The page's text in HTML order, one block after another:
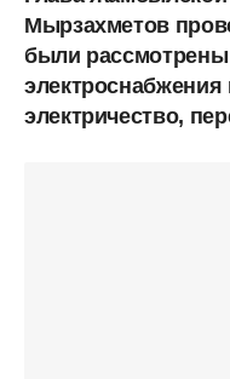
Мырзахметов
были
электричество,